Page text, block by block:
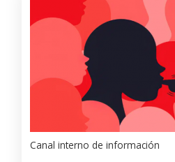
Canal interno de información